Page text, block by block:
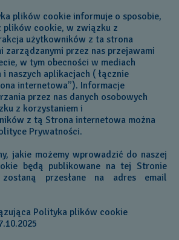
plików cookie informuje o sposobie,
plików cookie, w związku z
użytkowników z ta strona
zarządzanymi przez nas przejawami
w tym obecności w mediach
i naszych aplikacjach ( łącznie
internetowa”). Informacje
przez nas danych osobowych
z korzystaniem i
z tą Strona internetowa można
Prywatności.
jakie możemy wprowadzić do naszej
będą publikowane na tej Stronie
przesłane na adres email
Polityka plików cookie